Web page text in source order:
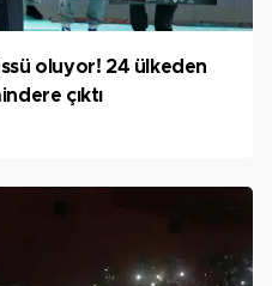
oluyor! 24 ülkeden
çıktı